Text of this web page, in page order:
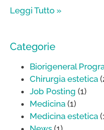
Leggi Tutto »
Categorie
Biorigeneral
Chirurgia estetica
Job Posting (1)
Medicina (1)
Medicina estetica